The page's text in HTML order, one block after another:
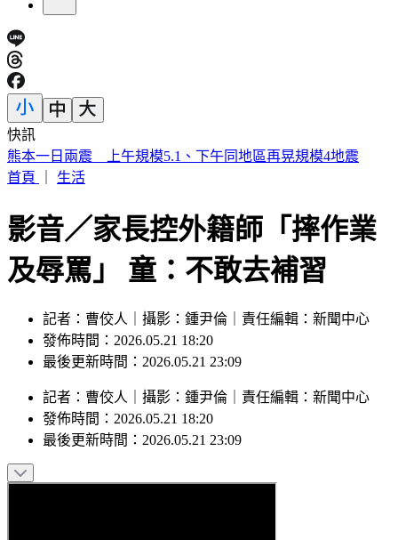
快訊
出庭遲到20分鐘 「晚安小雞」闖民宅直播認罪：想重新做人
首頁
生活
影音／家長控外籍師「摔作業
及辱罵」 童：不敢去補習
記者：曹佼人｜攝影：鍾尹倫｜責任編輯：新聞中心
發佈時間：2026.05.21 18:20
最後更新時間：2026.05.21 23:09
記者 ： 曹佼人 攝影 ： 鍾尹倫 責任編輯 ： 新聞中心
發佈時間： 2026.05.21 18:20
最後更新時間： 2026.05.21 23:09